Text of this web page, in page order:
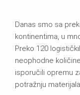
Danas smo sa
kontinentima, u
Preko 120
neophodne
isporučili opremu
potražnju